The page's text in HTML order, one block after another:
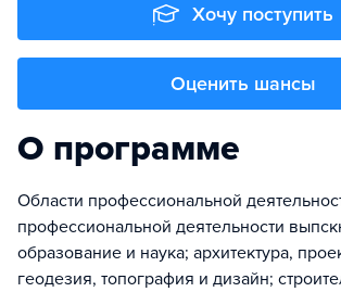
Хочу поступить
Оценить шансы
О программе
Области профессиональной
профессиональной деятельности
образование и наука; архитектура,
геодезия, топография и дизайн;